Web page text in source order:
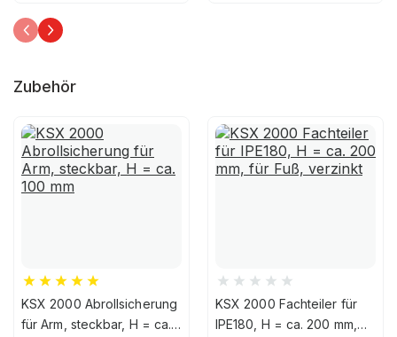
Zubehör
KSX 2000 Abrollsicherung
für Arm, steckbar, H = ca.
KSX 2000 Fachteiler für
IPE180, H = ca. 200 mm,